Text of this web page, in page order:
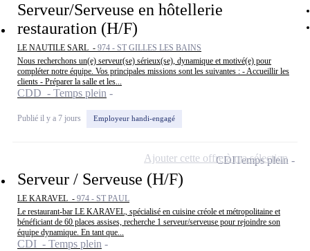
Serveur/Serveuse en hôtellerie
restauration (H/F)
LE NAUTILE SARL - 974 - ST GILLES LES BAINS
Nous recherchons un(e) serveur(se) sérieux(se), dynamique et motivé(e) pour
compléter notre équipe. Vos principales missions sont les suivantes : - Accueillir les
clients - Préparer la salle et les...
CDD - Temps plein
Publié il y a 7 jours Employeur handi-engagé
Serveur / Serveuse (H/F)
LE KARAVEL - 974 - ST PAUL
Le restaurant-bar LE KARAVEL, spécialisé en cuisine créole et métropolitaine et
bénéficiant de 60 places assises, recherche 1 serveur/serveuse pour rejoindre son
équipe dynamique. En tant que...
CDI - Temps plein
CDITemps plein
Ajouter cette offre à ma sélection